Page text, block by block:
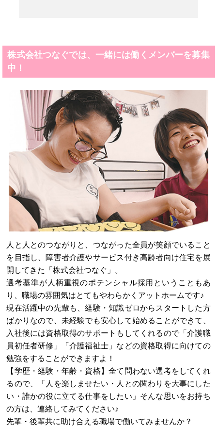
株式会社つなぐでは、一緒には働くメンバーを募集
中！
人と人とのつながりと、つながった全員が笑顔でいること
を目指し、障害者介護やサービス付き高齢者向け住宅を展
開してきた「株式会社つなぐ」。
選考基準が人柄重視のポテンシャル採用ということもあ
り、職場の雰囲気はとてもやわらかくアットホームです♪
現在活躍中の先輩も、経験・知識ゼロからスタートした方
ばかりなので、未経験でも安心して始めることができて、
入社後には資格取得のサポートもしてくれるので「介護職
員初任者研修」「介護福祉士」などの資格取得に向けての
勉強をすることができますよ！
【学歴・経験・年齢・資格】全て問わない選考をしてくれ
るので、「人を楽しませたい・人との関わりを大事にした
い・誰かの役に立てる仕事をしたい」そんな思いをお持ち
の方は、連絡してみてください♪
先輩・後輩共に助け合える職場で働いてみませんか？